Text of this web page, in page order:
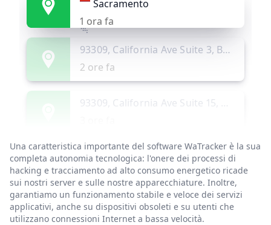
93309, California Ave Suite 3, Bakersfield
2 ore fa
93309, California Ave Suite 3, Bakersfield
2 ore fa
Sacramento
1 ora fa
Una caratteristica importante del software WaTracker è la sua
completa autonomia tecnologica: l'onere dei processi di
hacking e tracciamento ad alto consumo energetico ricade
sui nostri server e sulle nostre apparecchiature. Inoltre,
garantiamo un funzionamento stabile e veloce dei servizi
applicativi, anche su dispositivi obsoleti e su utenti che
utilizzano connessioni Internet a bassa velocità.